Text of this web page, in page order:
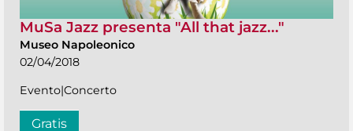
MuSa Jazz presenta "All that jazz..."
Museo Napoleonico
02/04/2018
Evento|Concerto
Gratis